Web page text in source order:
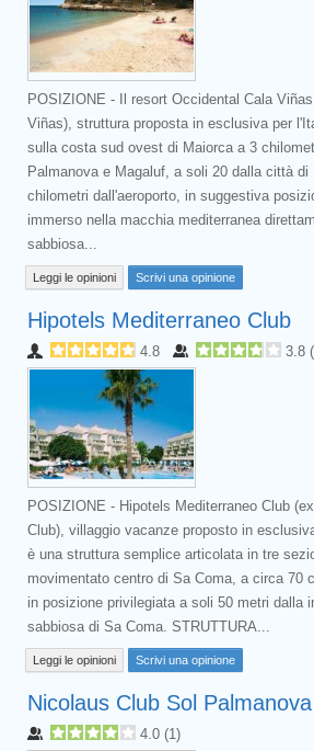
POSIZIONE - Il resort Occidental Cala
Viñas), struttura proposta in esclusiva per
sulla costa sud ovest di Maiorca a 3
Palmanova e Magaluf, a soli 20 dalla città
chilometri dall'aeroporto, in suggestiva
immerso nella macchia mediterranea
sabbiosa...
Leggi le opinioni Scrivi una opinione
Hipotels Mediterraneo Club
4.8 3.8 (
POSIZIONE - Hipotels Mediterraneo Club
Club), villaggio vacanze proposto in
è una struttura semplice articolata in tre
movimentato centro di Sa Coma, a circa 70
in posizione privilegiata a soli 50 metri dalla
sabbiosa di Sa Coma. STRUTTURA...
Leggi le opinioni Scrivi una opinione
Nicolaus Club Sol Palmanova
4.0 (1)